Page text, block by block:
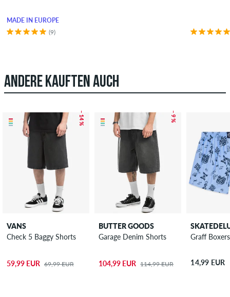
MADE IN EUROPE
(9)
ANDERE KAUFTEN AUCH
– 14 %
VANS
Check 5 Baggy Shorts
59,99 EUR 69,99 EUR
– 9 %
BUTTER GOODS
Garage Denim Shorts
104,99 EUR 114,99 EUR
Graff
14,99 EUR